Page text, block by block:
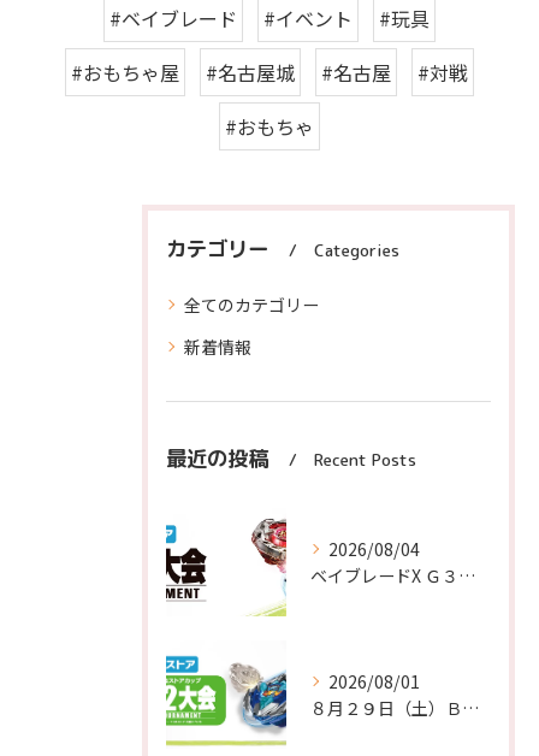
#ベイブレード #イベント
#玩具
#おもちゃ屋
#名古屋城 #名古屋
#対戦
#おもちゃ
カテゴリー Categories
全てのカテゴリー
新着情報
最近の投稿 Recent Posts
2026/08/04
ベイブレードX Ｇ３大会 ８月１１日（火）事前申込抽選結果
2026/08/01
８月２９日（土）Ｂ４ストアカップ Ｇ２大会